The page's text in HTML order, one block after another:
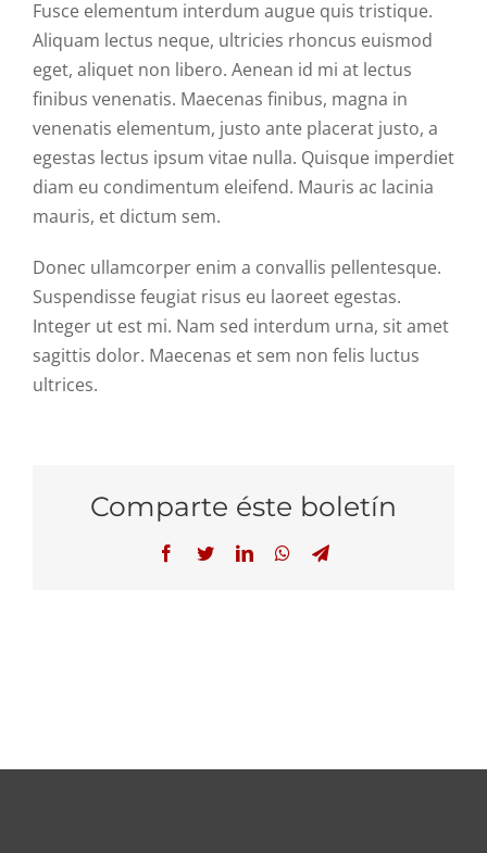
Aviso de privacidad
SIDP
Fusce elementum interdum augue quis tristique.
Aliquam lectus neque, ultricies rhoncus euismod
eget, aliquet non libero. Aenean id mi at lectus
finibus venenatis. Maecenas finibus, magna in
venenatis elementum, justo ante placerat justo, a
egestas lectus ipsum vitae nulla. Quisque imperdiet
diam eu condimentum eleifend. Mauris ac lacinia
mauris, et dictum sem.
Donec ullamcorper enim a convallis pellentesque.
Suspendisse feugiat risus eu laoreet egestas.
Integer ut est mi. Nam sed interdum urna, sit amet
sagittis dolor. Maecenas et sem non felis luctus
ultrices.
Comparte éste boletín
Facebook
TwitterLinkedInWhatsAppTelegram